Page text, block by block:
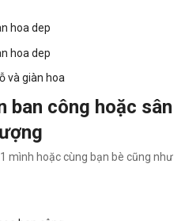
ban công hoặc sân
mình hoặc cùng bạn bè cũng như